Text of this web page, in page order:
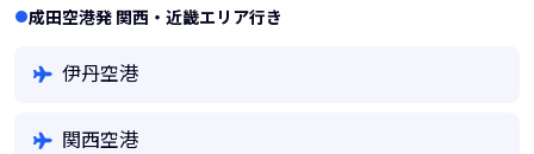
成田空港発 関西・近畿エリア行き
伊丹空港
関西空港